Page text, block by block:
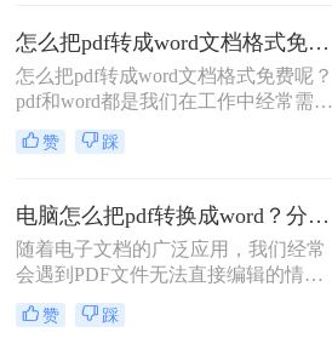
怎么把pdf转成word文档格式免费？分享三个实用的方法！
怎么把pdf转成word文档格式免费呢？
pdf和word都是我们在工作中经常需要
使用的文档，经常需要转换文件格
式，现在许多文档格式转换工具，但
个pdf转word的方法。一起来看看吧~
赞 踩
电脑怎么把pdf转换成word？分享四种简单方法！
随着电子文档的广泛应用，我们经常
会遇到PDF文件无法直接编辑的情
况。幸运的是，有一种简单而高效的
方法可以将PDF文件转换成可编辑的
赞 踩